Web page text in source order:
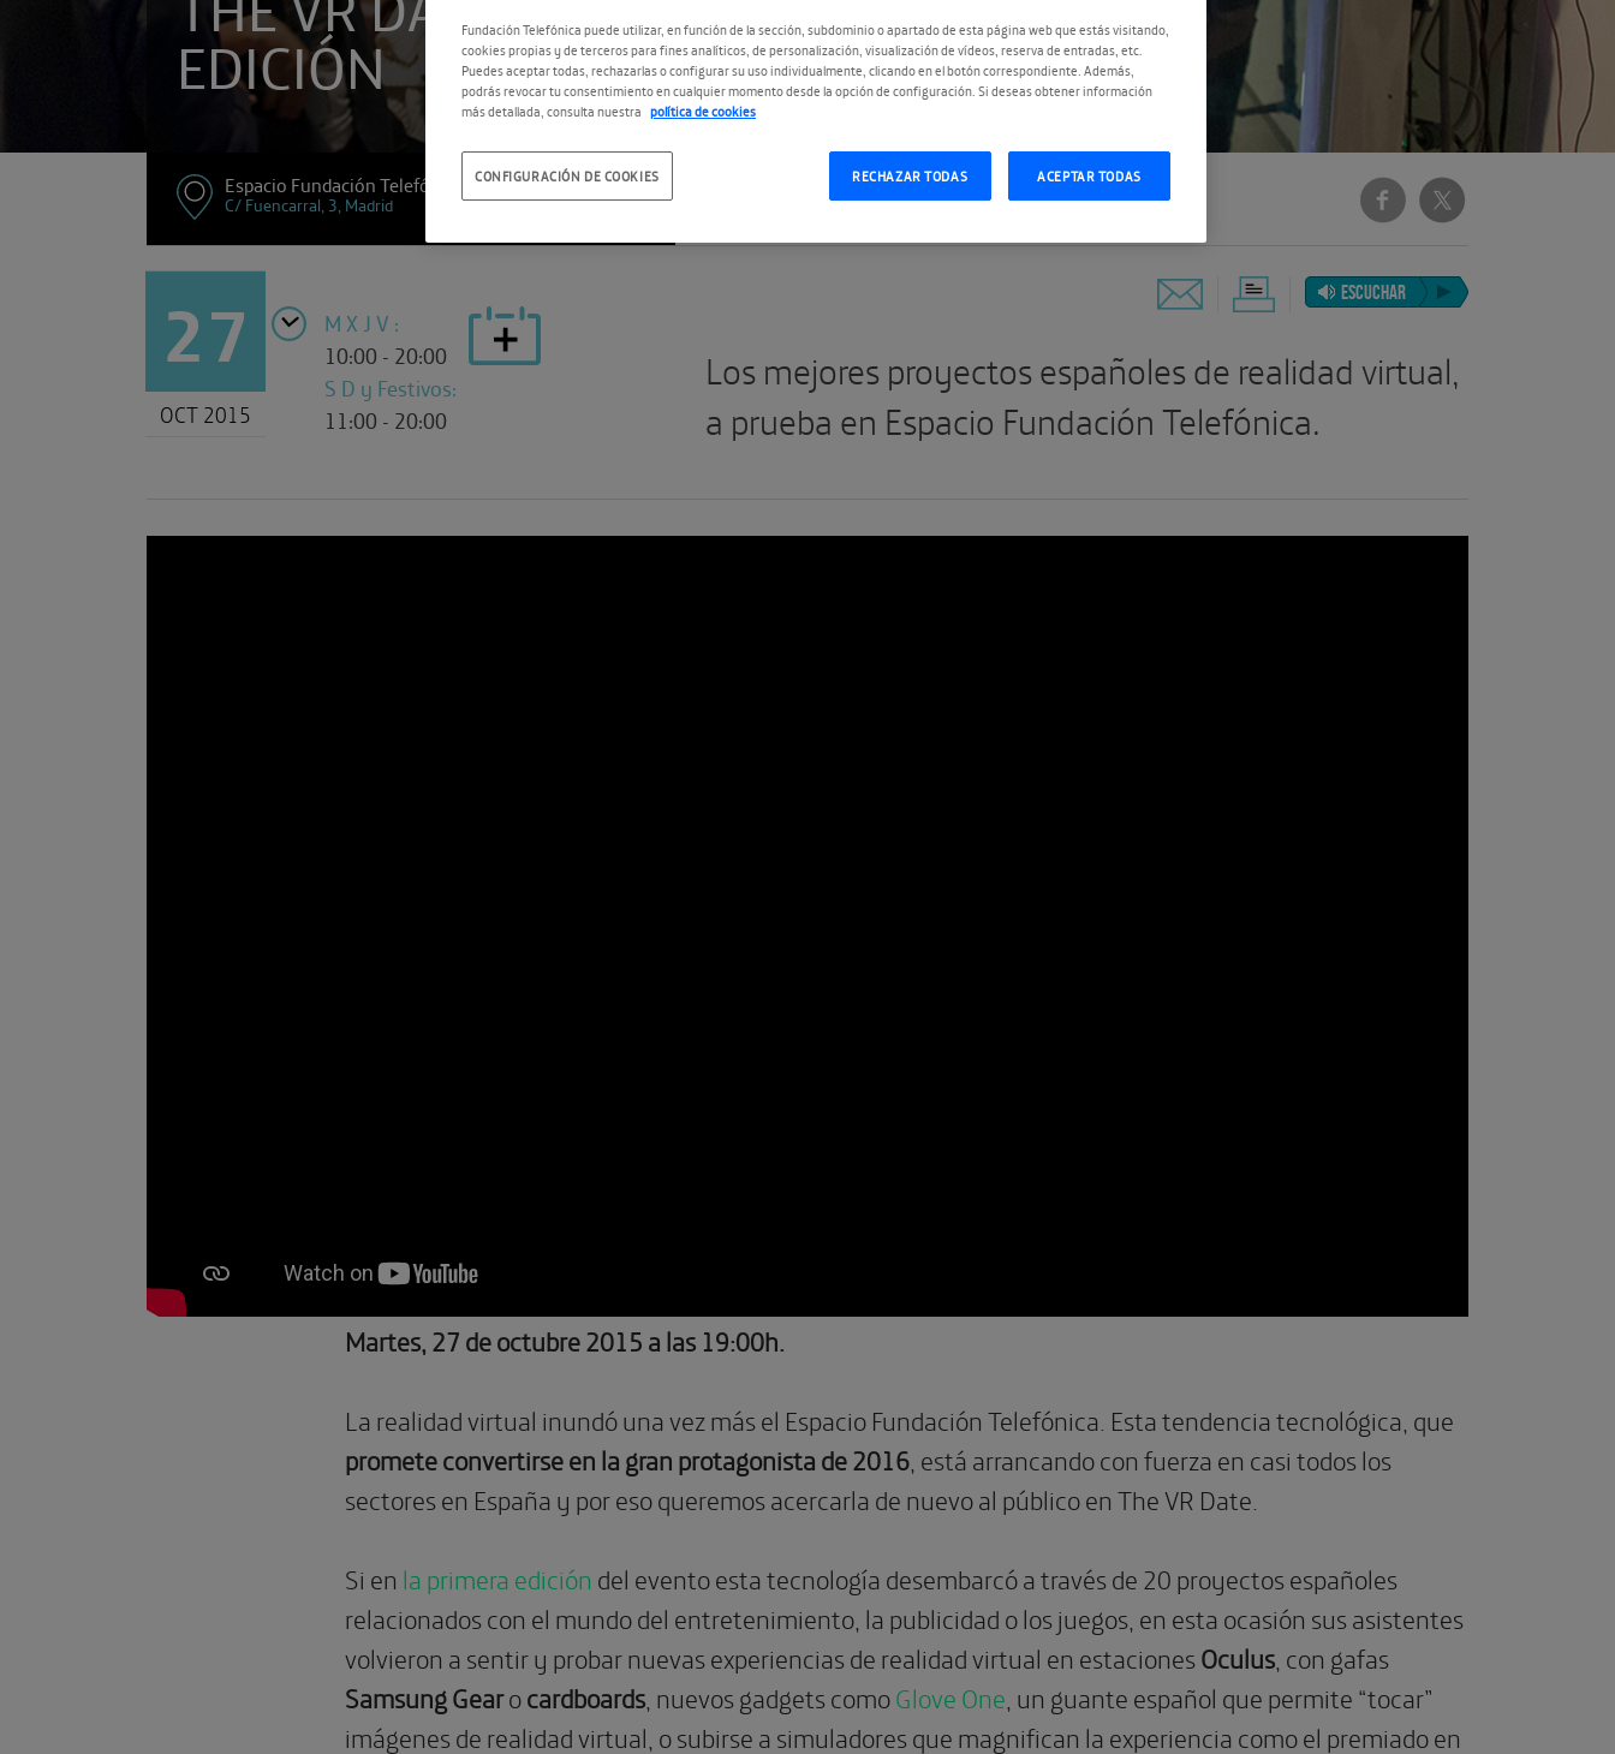
EDICIÓN
Espacio Fundación Telefónica
C/ Fuencarral, 3, Madrid #The App Date #TheVRDate
27
OCT 2015
M X J V :
10:00 - 20:00
S D y Festivos:
11:00 - 20:00
ESCUCHAR
Los mejores proyectos españoles de realidad virtual,
a prueba en Espacio Fundación Telefónica.
Martes, 27 de octubre 2015 a las 19:00h.
La realidad virtual inundó una vez más el Espacio Fundación Telefónica. Esta tendencia tecnológica, que
promete convertirse en la gran protagonista de 2016 , está arrancando con fuerza en casi todos los
sectores en España y por eso queremos acercarla de nuevo al público en The VR Date.
Si en la primera edición del evento esta tecnología desembarcó a través de 20 proyectos españoles
relacionados con el mundo del entretenimiento, la publicidad o los juegos, en esta ocasión sus asistentes
volvieron a sentir y probar nuevas experiencias de realidad virtual en estacionesOculus , con gafas
Samsung Gearocardboards , nuevos gadgets comoGlove One , un guante español que permite “tocar”
imágenes de realidad virtual, o subirse a simuladores que magnifican la experiencia como el premiado en
Fundación Telefónica puede utilizar, en función de la sección, subdominio o apartado de esta página web que estás visitando,
cookies propias y de terceros para fines analíticos, de personalización, visualización de vídeos, reserva de entradas, etc.
Puedes aceptar todas, rechazarlas o configurar su uso individualmente, clicando en el botón correspondiente. Además,
podrás revocar tu consentimiento en cualquier momento desde la opción de configuración. Si deseas obtener información
más detallada, consulta nuestra política de cookies
RECHAZAR TODAS ACEPTAR TODAS
CONFIGURACIÓN DE COOKIES